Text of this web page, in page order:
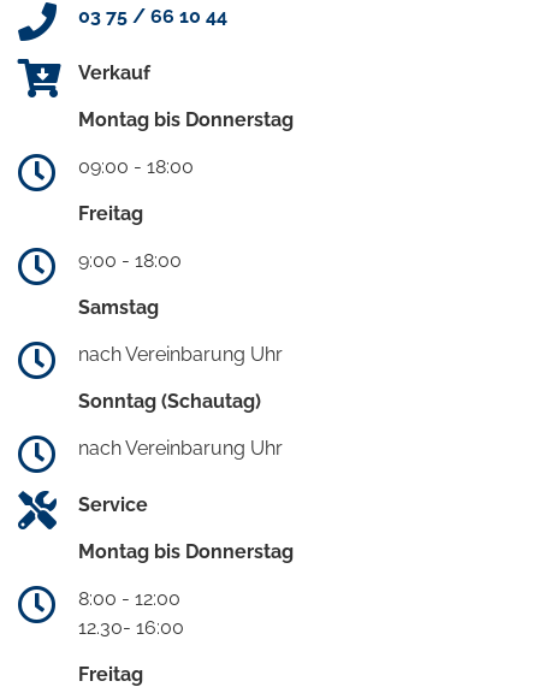
03 75 / 66 10 44
Verkauf
Montag bis Donnerstag
09:00 - 18:00
Freitag
9:00 - 18:00
Samstag
nach Vereinbarung Uhr
Sonntag (Schautag)
nach Vereinbarung Uhr
Service
Montag bis Donnerstag
8:00 - 12:00
12.30- 16:00
Freitag